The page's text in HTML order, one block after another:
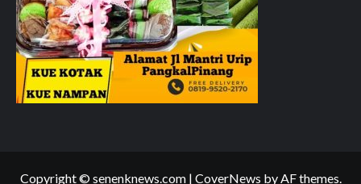
Copyright © senenknews.com | CoverNews by AF themes.